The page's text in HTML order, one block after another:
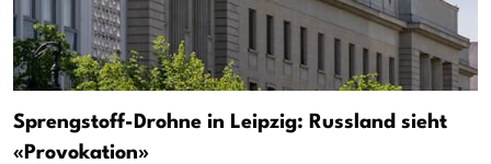
Sprengstoff-Drohne in Leipzig: Russland sieht
«Provokation»